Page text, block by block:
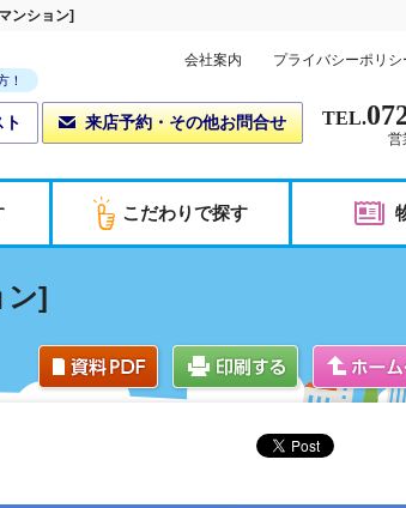
ンション]
会社案内 プライバシーポリシ
！
来店予約・その他お問合せ TEL.
営
こだわりで探す
ン]